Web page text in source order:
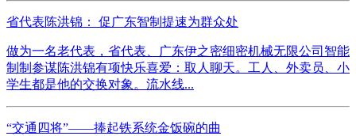
省代表陈洪锦： 促广东智制提速为群众处
做为一名老代表，省代表、广东伊之密细密机械无限公司智能
制制参谋陈洪锦有项快乐喜爱：取人聊天。工人、外卖员、小
学生都是他的交换对象。流水线...
“交通四将”——捧起铁系统金饭碗的曲